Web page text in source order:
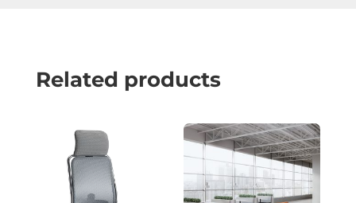
Related products